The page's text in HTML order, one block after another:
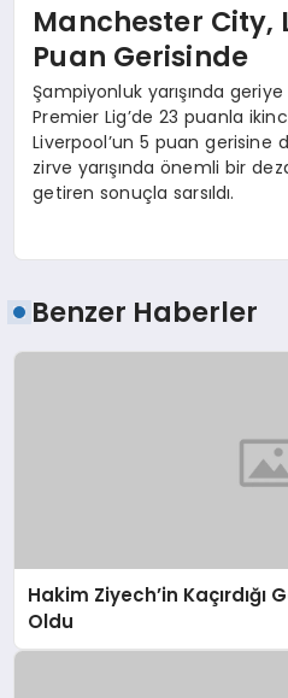
Manchester City,
Puan Gerisinde
Şampiyonluk yarışında
Premier Lig’de 23 puanla
Liverpool’un 5 puan gerisine
zirve yarışında önemli bir
getiren sonuçla sarsıldı.
Benzer Haberler
Hakim Ziyech’in Kaçırdığı
Oldu